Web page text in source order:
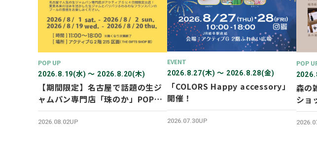
POP UP
2026.8.19(水) 〜 2026.8.20(木)
【期間限定】名古屋で話題の生ジ
ャムパン専門店「珠のか」POP
UP SHOP
2026.08.02UP
EVENT
2026.8.27(木) 〜 2026.8.28(金)
「COLORS Happy accessory」
開催！
2026.07.30UP
POP
森の
ショ
ます